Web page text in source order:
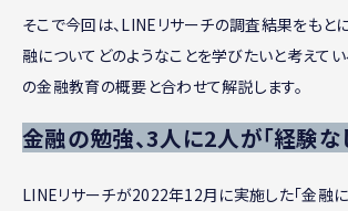
そこで今回は、LINEリサーチの調査結果をもと
融についてどのようなことを学びたいと考えて
の金融教育の概要と合わせて解説します。
金融の勉強、3人に2人が「経験な
LINEリサーチが2022年12月に実施した「金融